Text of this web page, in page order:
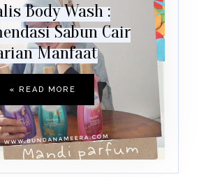
Body Wash :
Sabun Cair
Manfaat
READ MORE »